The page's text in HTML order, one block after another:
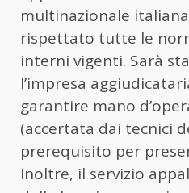
multinazionale
rispettato tutte le
interni vigenti. Sarà
l’impresa
garantire mano
(accertata dai tecnici
prerequisito per
Inoltre, il servizio